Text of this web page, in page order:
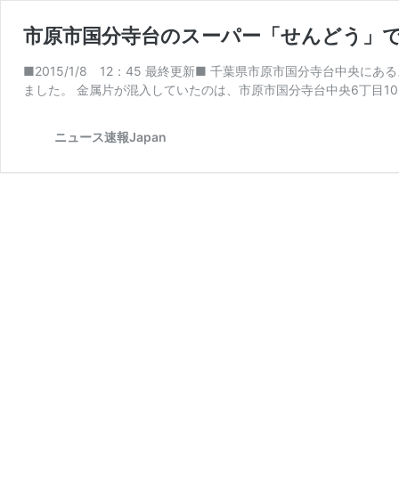
市原市国分寺台のスーパー「せんどう」
■2015/1/8 12：45 最終更新■ 千葉県市原市国分寺台中央にある
ました。 金属片が混入していたのは、市原市国分寺台中央6丁目
ニュース速報Japan